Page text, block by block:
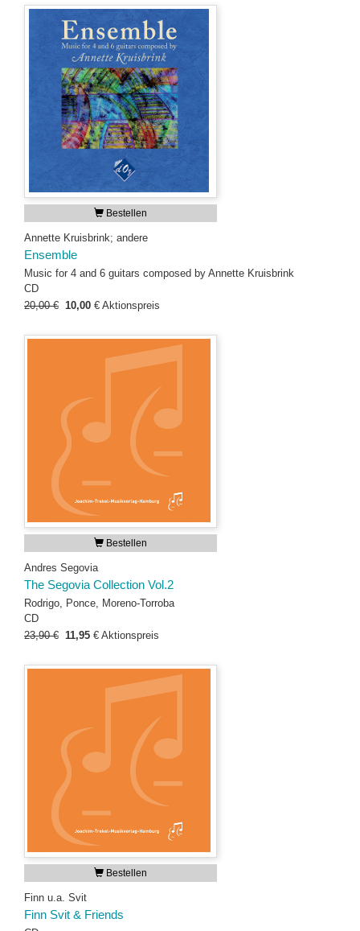
Bestellen
Annette Kruisbrink; andere
Ensemble
Music for 4 and 6 guitars composed by Annette Kruisbrink
CD
20,00 € 10,00 € Aktionspreis
Bestellen
Andres Segovia
The Segovia Collection Vol.2
Rodrigo, Ponce, Moreno-Torroba
CD
23,90 € 11,95 € Aktionspreis
Bestellen
Finn u.a. Svit
Finn Svit & Friends